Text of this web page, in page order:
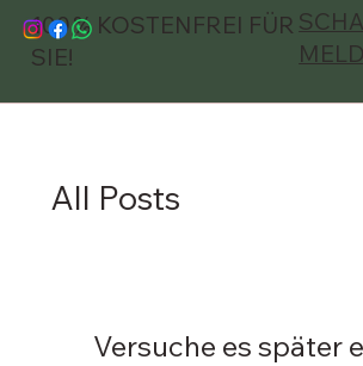
100 % KOSTENFREI FÜR
SIE!
All Posts
Versuche es später